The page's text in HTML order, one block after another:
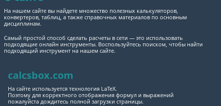
На нашем сайте вы найдете множество полезных калькуляторов,
конвертеров, таблиц, а также справочных материалов по основным
дисциплинам.
Самый простой способ сделать расчеты в сети — это использовать
подходящие онлайн инструменты. Воспользуйтесь поиском, чтобы найти
подходящий инструмент на нашем сайте.
calcsbox.com
На сайте используется технология LaTeX.
Поэтому для корректного отображения формул и выражений
пожалуйста дождитесь полной загрузки страницы.